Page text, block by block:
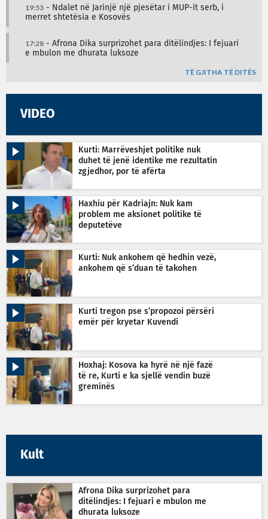
19:53 - Ndalet në Jarinjë një pjesëtar i MUP-it serb, i
merret shtetësia e Kosovës
17:28 - Afrona Dika surprizohet para ditëlindjes: I fejuari
e mbulon me dhurata luksoze
TË GJITHA TË DITËS
VIDEO
Kurti: Marrëveshjet politike nuk
duhet të jenë identike me rezultatin
zgjedhor, por të afërta
Haxhiu për Kadriajn: Nuk kam
problem me aksionet politike të
deputetëve
Kurti: Nuk ankohem që hedhin vezë,
ankohem që s’duan të takohen
Kurti tregon pse s’propozoi përsëri
emër për kryetar Kuvendi
Hoxhaj: Kosova ka hyrë në një fazë
të re, Kurti e ka sjellë vendin buzë
greminës
Kult
Afrona Dika surprizohet para
ditëlindjes: I fejuari e mbulon me
dhurata luksoze